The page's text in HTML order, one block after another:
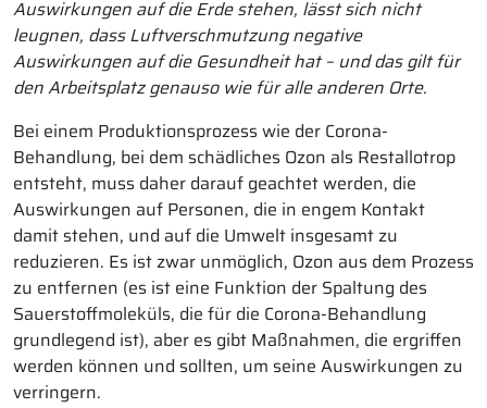
Auswirkungen auf die Erde stehen, lässt sich nicht
leugnen, dass Luftverschmutzung negative
Auswirkungen auf die Gesundheit hat – und das gilt für
den Arbeitsplatz genauso wie für alle anderen Orte.
Bei einem Produktionsprozess wie der Corona-
Behandlung, bei dem schädliches Ozon als Restallotrop
entsteht, muss daher darauf geachtet werden, die
Auswirkungen auf Personen, die in engem Kontakt
damit stehen, und auf die Umwelt insgesamt zu
reduzieren. Es ist zwar unmöglich, Ozon aus dem Prozess
zu entfernen (es ist eine Funktion der Spaltung des
Sauerstoffmoleküls, die für die Corona-Behandlung
grundlegend ist), aber es gibt Maßnahmen, die ergriffen
werden können und sollten, um seine Auswirkungen zu
verringern.